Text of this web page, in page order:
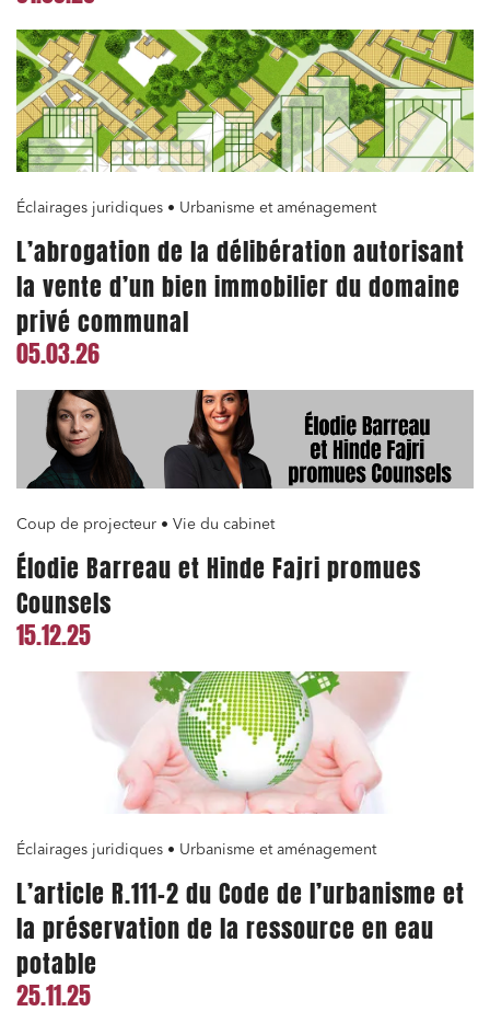
Éclairages juridiques • Urbanisme et aménagement
L’abrogation de la délibération autorisant
la vente d’un bien immobilier du domaine
privé communal
05.03.26
Coup de projecteur • Vie du cabinet
Élodie Barreau et Hinde Fajri promues
Counsels
15.12.25
Éclairages juridiques • Urbanisme et aménagement
L’article R.111-2 du Code de l’urbanisme et
la préservation de la ressource en eau
potable
25.11.25